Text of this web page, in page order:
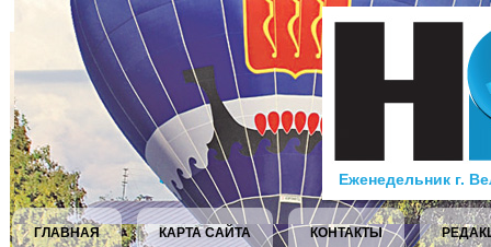
Еженедельник г.
ГЛАВНАЯ КАРТА САЙТА КОНТАКТЫ